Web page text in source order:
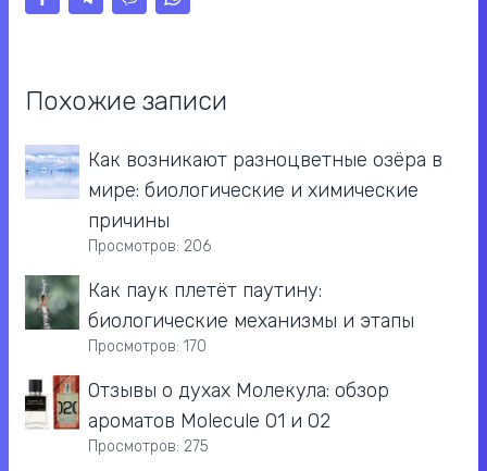
Похожие записи
Как возникают разноцветные озёра в
мире: биологические и химические
причины
Просмотров: 206
Как паук плетёт паутину:
биологические механизмы и этапы
Просмотров: 170
Отзывы о духах Молекула: обзор
ароматов Molecule 01 и 02
Просмотров: 275